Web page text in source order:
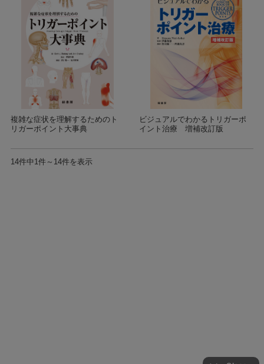
複雑な症状を理解するためのト
リガーポイント大事典
ビジュアルでわかるトリガーポ
イント治療 増補改訂版
14件中1件～14件を表示